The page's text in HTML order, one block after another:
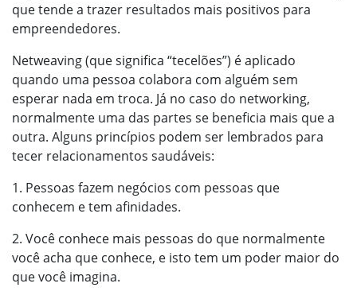
que tende a trazer resultados mais positivos para
empreendedores.
Netweaving (que significa “tecelões”) é aplicado
quando uma pessoa colabora com alguém sem
esperar nada em troca. Já no caso do networking,
normalmente uma das partes se beneficia mais que a
outra. Alguns princípios podem ser lembrados para
tecer relacionamentos saudáveis:
1. Pessoas fazem negócios com pessoas que
conhecem e tem afinidades.
2. Você conhece mais pessoas do que normalmente
você acha que conhece, e isto tem um poder maior do
que você imagina.